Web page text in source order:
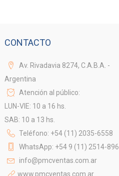
CONTACTO
Av. Rivadavia 8274, C.A.B.A. -
Argentina
Atención al público:
LUN-VIE: 10 a 16 hs.
SAB: 10 a 13 hs.
Teléfono: +54 (11) 2035-6558
WhatsApp: +54 9 (11) 2514-
info@pmcventas.com.ar
www.pmcventas.com.ar